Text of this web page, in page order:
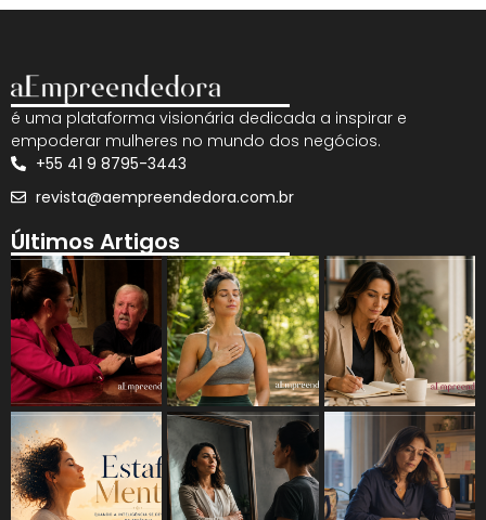
é uma plataforma visionária dedicada a inspirar e
empoderar mulheres no mundo dos negócios.
+55 41 9 8795-3443
revista@aempreendedora.com.br
Últimos Artigos